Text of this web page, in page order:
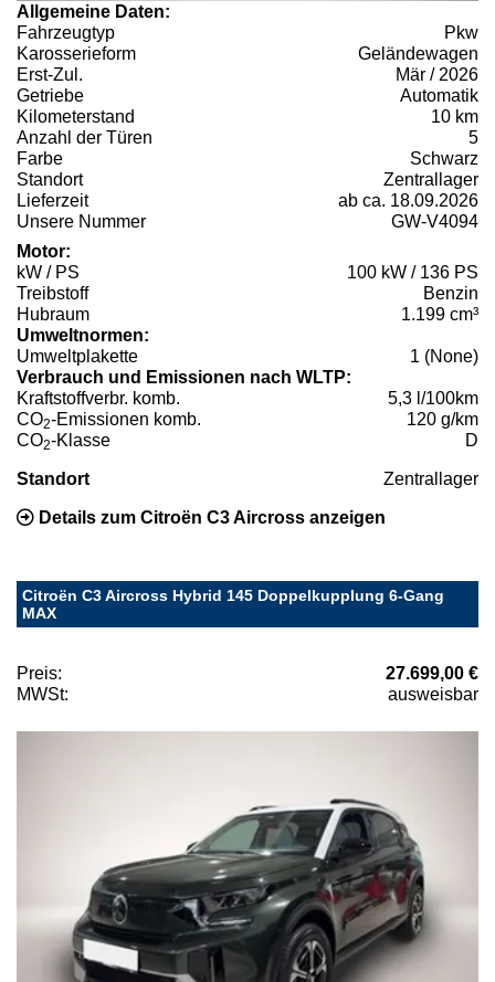
Allgemeine Daten:
Fahrzeugtyp
Pkw
Karosserieform
Geländewagen
Erst-Zul.
Mär / 2026
Getriebe
Automatik
Kilometerstand
10 km
Anzahl der Türen
5
Farbe
Schwarz
Standort
Zentrallager
Lieferzeit
ab ca. 18.09.2026
Unsere Nummer
GW-V4094
Motor:
kW / PS
100 kW / 136 PS
Treibstoff
Benzin
Hubraum
1.199 cm³
Umweltnormen:
Umweltplakette
1 (None)
Verbrauch und Emissionen nach WLTP:
Kraftstoffverbr. komb.
5,3 l/100km
CO2-Emissionen komb.
120 g/km
CO2-Klasse D
Standort Zentrallager
Details zum Citroën C3 Aircross anzeigen
Citroën C3 Aircross Hybrid 145 Doppelkupplung 6-Gang
MAX
Preis:
27.699,00 €
MWSt:
ausweisbar